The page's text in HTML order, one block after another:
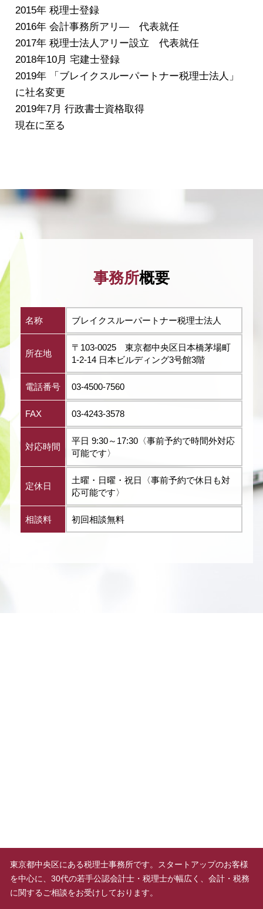
2015年 税理士登録
2016年 会計事務所アリ― 代表就任
2017年 税理士法人アリー設立 代表就任
2018年10月 宅建士登録
2019年 「ブレイクスルーパートナー税理士法人」
に社名変更
2019年7月 行政書士資格取得
現在に至る
事務所概要
名称 ブレイクスルーパートナー税理士法人
所在地
〒103-0025 東京都中央区日本橋茅場町
1-2-14 日本ビルディング3号館3階
電話番号 03-4500-7560
FAX 03-4243-3578
対応時間
平日 9:30～17:30〈事前予約で時間外対応
可能です〉
定休日
土曜・日曜・祝日〈事前予約で休日も対
応可能です〉
相談料 初回相談無料
東京都中央区にある税理士事務所です。スタートアップのお客様
を中心に、30代の若手公認会計士・税理士が幅広く、会計・税務
に関するご相談をお受けしております。